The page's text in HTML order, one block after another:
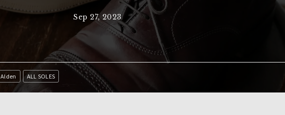
Sep 27, 2023
Alden ALL SOLES